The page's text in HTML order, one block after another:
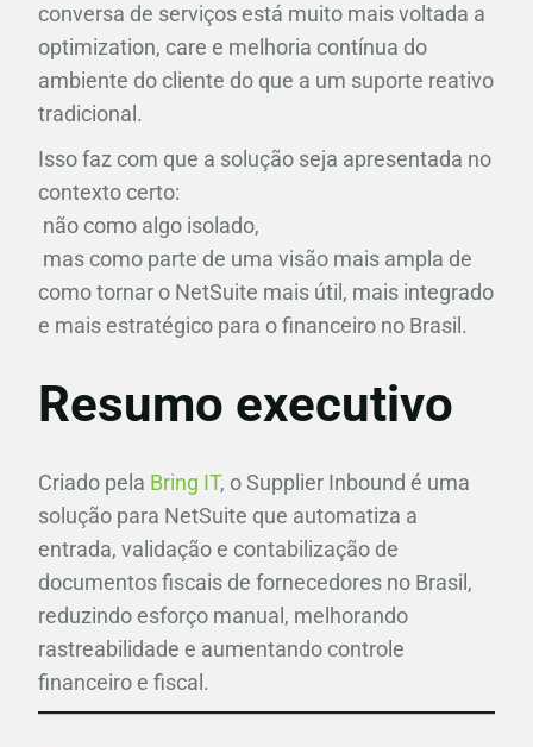
conversa de serviços está muito mais voltada a
optimization, care e melhoria contínua do
ambiente do cliente do que a um suporte reativo
tradicional.
Isso faz com que a solução seja apresentada no
contexto certo:
não como algo isolado,
mas como parte de uma visão mais ampla de
como tornar o NetSuite mais útil, mais integrado
e mais estratégico para o financeiro no Brasil.
Resumo executivo
Criado pela Bring IT, o Supplier Inbound é uma
solução para NetSuite que automatiza a
entrada, validação e contabilização de
documentos fiscais de fornecedores no Brasil,
reduzindo esforço manual, melhorando
rastreabilidade e aumentando controle
financeiro e fiscal.